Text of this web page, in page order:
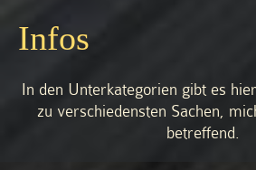
Infos
In den Unterkategorien gibt es
zu verschiedensten Sachen,
betreffend.